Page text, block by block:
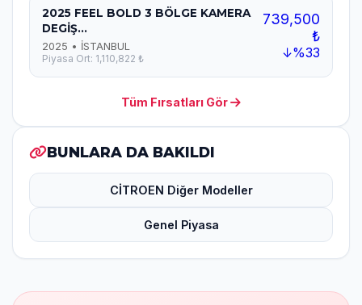
2025 FEEL BOLD 3 BÖLGE KAMERA
DEGİŞ...
2025 • İSTANBUL
Piyasa Ort: 1,110,822 ₺
739,500
₺
↓%33
Tüm Fırsatları Gör
BUNLARA DA BAKILDI
CİTROEN Diğer Modeller
Genel Piyasa